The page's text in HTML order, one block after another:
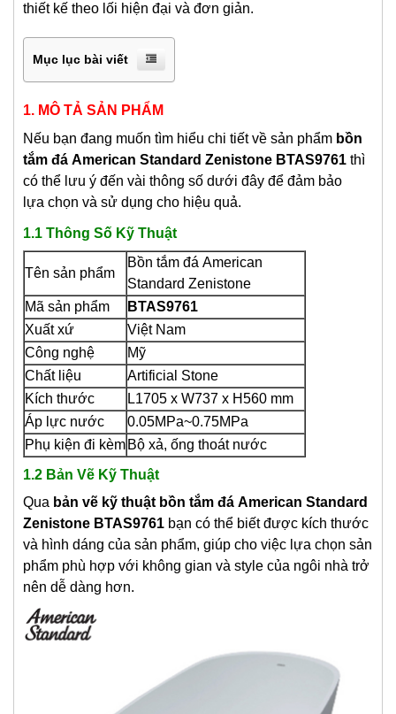
thiết kế theo lối hiện đại và đơn giản.
Mục lục bài viết
1. MÔ TẢ SẢN PHẨM
Nếu bạn đang muốn tìm hiểu chi tiết về sản phẩm bồn
tắm đá American Standard Zenistone BTAS9761 thì
có thể lưu ý đến vài thông số dưới đây để đảm bảo
lựa chọn và sử dụng cho hiệu quả.
1.1 Thông Số Kỹ Thuật
Tên sản phẩm
Bồn tắm đá American
Standard Zenistone
Mã sản phẩm
BTAS9761
Xuất xứ
Việt Nam
Công nghệ
Mỹ
Chất liệu
Artificial Stone
Kích thước
L1705 x W737 x H560 mm
Áp lực nước
0.05MPa~0.75MPa
Phụ kiện đi kèm Bộ xả, ống thoát nước
1.2 Bản Vẽ Kỹ Thuật
Qua bản vẽ kỹ thuật bồn tắm đá American Standard
Zenistone BTAS9761 bạn có thể biết được kích thước
và hình dáng của sản phẩm, giúp cho việc lựa chọn sản
phẩm phù hợp với không gian và style của ngôi nhà trở
nên dễ dàng hơn.